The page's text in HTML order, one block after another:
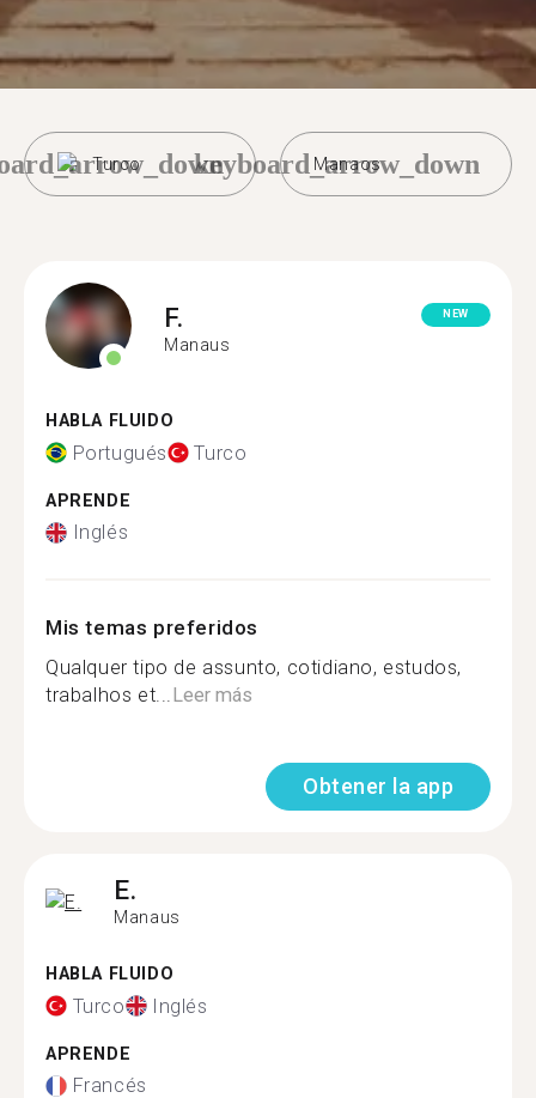
Turco Manaos
keyboard_arrow_down
F.
Manaus
NEW
HABLA FLUIDO
Portugués Turco
APRENDE
Inglés
Mis temas preferidos
Qualquer tipo de assunto, cotidiano, estudos,
trabalhos et...Leer más
Obtener la app
E.
Manaus
HABLA FLUIDO
Turco Inglés
APRENDE
Francés